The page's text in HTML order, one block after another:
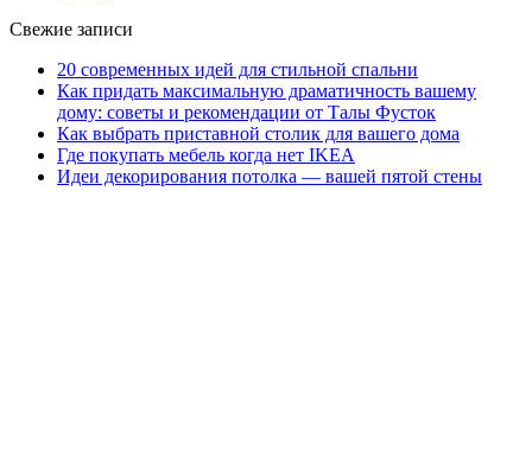
Свежие записи
20 современных идей для стильной спальни
Как придать максимальную драматичность вашему
дому: советы и рекомендации от Талы Фусток
Как выбрать приставной столик для вашего дома
Где покупать мебель когда нет IKEA
Идеи декорирования потолка — вашей пятой стены